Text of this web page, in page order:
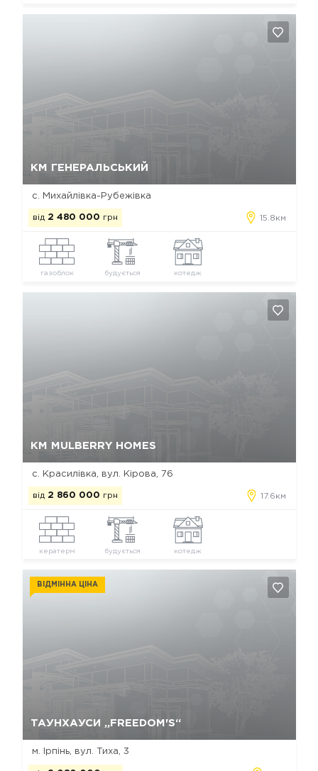
КМ ГЕНЕРАЛЬСЬКИЙ
с. Михайлівка-Рубежівка
від 2 480 000 грн 15.8км
газоблок будується котедж
КМ MULBERRY HOMES
с. Красилівка, вул. Кірова, 76
від 2 860 000 грн 17.6км
кератерм будується котедж
ТАУНХАУСИ „FREEDOM'S“
ВІДМІННА ЦІНА
м. Ірпінь, вул. Тиха, 3